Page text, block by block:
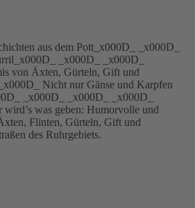
aus dem Pott_x000D_ _x000D_
_x000D_ _x000D_
von Äxten, Gürteln, Gift und
Nicht nur Gänse und Karpfen
_x000D_ _x000D_ _x000D_
wird’s was geben: Humorvolle und
Flinten, Gürteln, Gift und
des Ruhrgebiets.